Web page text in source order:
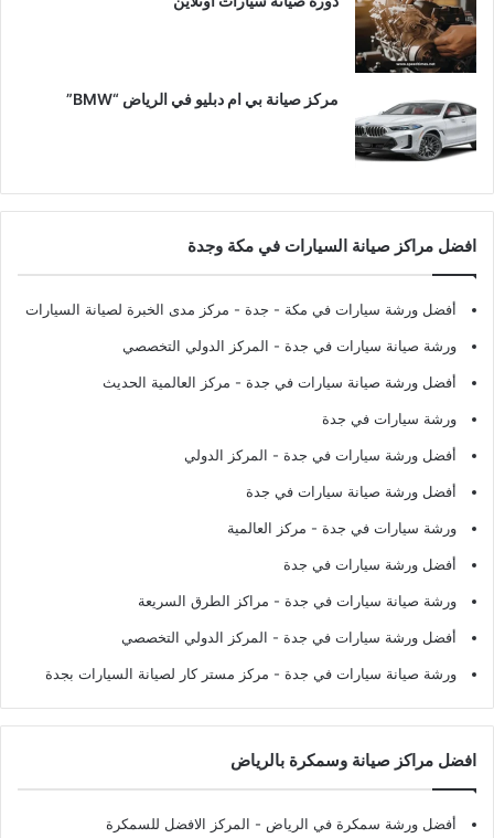
مركز صيانة بي ام دبليو في الرياض “BMW”
افضل مراكز صيانة السيارات في مكة وجدة
أفضل ورشة سيارات في مكة - جدة - مركز مدى الخبرة لصيانة السيارات
ورشة صيانة سيارات في جدة - المركز الدولي التخصصي
أفضل ورشة صيانة سيارات في جدة - مركز العالمية الحديث
ورشة سيارات في جدة
أفضل ورشة سيارات في جدة - المركز الدولي
أفضل ورشة صيانة سيارات في جدة
ورشة سيارات في جدة - مركز العالمية
أفضل ورشة سيارات في جدة
ورشة صيانة سيارات في جدة - مراكز الطرق السريعة
أفضل ورشة سيارات في جدة - المركز الدولي التخصصي
ورشة صيانة سيارات في جدة - مركز مستر كار لصيانة السيارات بجدة
افضل مراكز صيانة وسمكرة بالرياض
أفضل ورشة سمكرة في الرياض - المركز الافضل للسمكرة